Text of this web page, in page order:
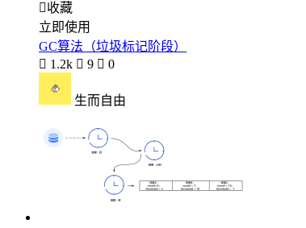
收藏
立即使用
GC算法（垃圾标记阶段）
 1.2k  9  0
生而自由